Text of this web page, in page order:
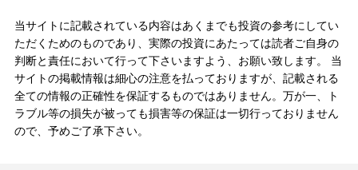
当サイトに記載されている内容はあくまでも投資の参考にしてい
ただくためのものであり、実際の投資にあたっては読者ご自身の
判断と責任において行って下さいますよう、お願い致します。 当
サイトの掲載情報は細心の注意を払っておりますが、記載される
全ての情報の正確性を保証するものではありません。万が一、ト
ラブル等の損失が被っても損害等の保証は一切行っておりません
ので、予めご了承下さい。